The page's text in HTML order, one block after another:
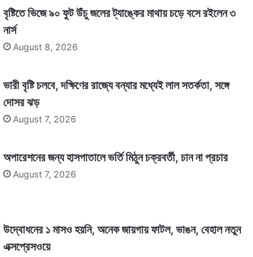
বৃষ্টিতে ভিজে ৯০ ফুট উঁচু জলের ট্যাঙ্কের মাথায় চড়ে বসে রইলেন ৩
নার্স
August 8, 2026
ভারী বৃষ্টি চলবে, দক্ষিণের রাজ্যে বন্যার মধ্যেই লাল সতর্কতা, সঙ্গে
দোসর ঝড়
August 7, 2026
অপারেশনের জন্য হাসপাতালে ভর্তি মিঠুন চক্রবর্তী, চান না প্রচার
August 7, 2026
উদ্বোধনের ১ মাসও হয়নি, অনেক জায়গায় ফাটল, ভাঙন, বেহাল নতুন
এক্সপ্রেসওয়ে